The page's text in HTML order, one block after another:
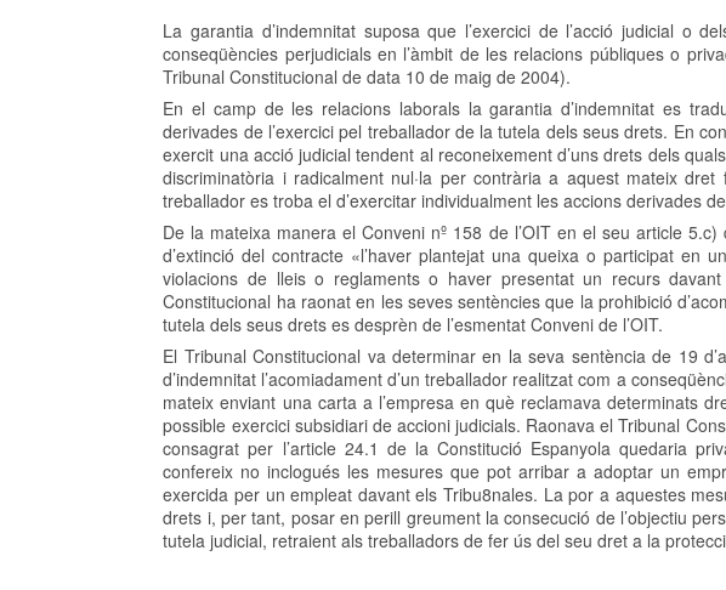
La garantia d’indemnitat suposa que l’exercici de l’acció judicial o
conseqüències perjudicials en l’àmbit de les relacions públiques o
Tribunal Constitucional de data 10 de maig de 2004).
En el camp de les relacions laborals la garantia d’indemnitat es
derivades de l’exercici pel treballador de la tutela dels seus drets. En
exercit una acció judicial tendent al reconeixement d’uns drets dels
discriminatòria i radicalment nul·la per contrària a aquest mateix
treballador es troba el d’exercitar individualment les accions derivades
De la mateixa manera el Conveni nº 158 de l’OIT en el seu article
d’extinció del contracte «l’haver plantejat una queixa o participat en
violacions de lleis o reglaments o haver presentat un recurs
Constitucional ha raonat en les seves sentències que la prohibició
tutela dels seus drets es desprèn de l’esmentat Conveni de l’OIT.
El Tribunal Constitucional va determinar en la seva sentència de 19
d’indemnitat l’acomiadament d’un treballador realitzat com a
mateix enviant una carta a l’empresa en què reclamava determinats
possible exercici subsidiari de accioni judicials. Raonava el Tribunal
consagrat per l’article 24.1 de la Constitució Espanyola quedaria
confereix no inclogués les mesures que pot arribar a adoptar un
exercida per un empleat davant els Tribu8nales. La por a aquestes
drets i, per tant, posar en perill greument la consecució de l’objectiu
tutela judicial, retraient als treballadors de fer ús del seu dret a la